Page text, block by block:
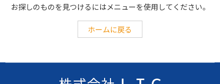
お探しのものを見つけるにはメニューを使用してください。
ホームに戻る